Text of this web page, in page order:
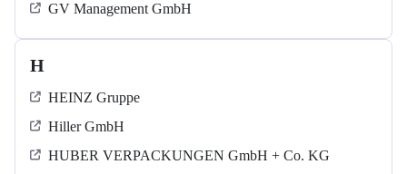
GV Management GmbH
H
HEINZ Gruppe
Hiller GmbH
HUBER VERPACKUNGEN GmbH + Co. KG